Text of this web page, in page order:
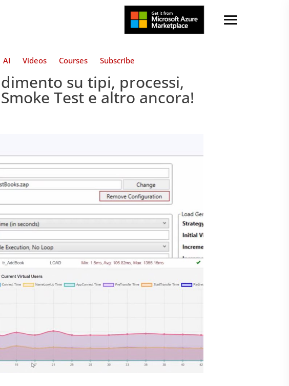
AI Videos Courses Subscribe
su tipi, processi,
Test e altro ancora!